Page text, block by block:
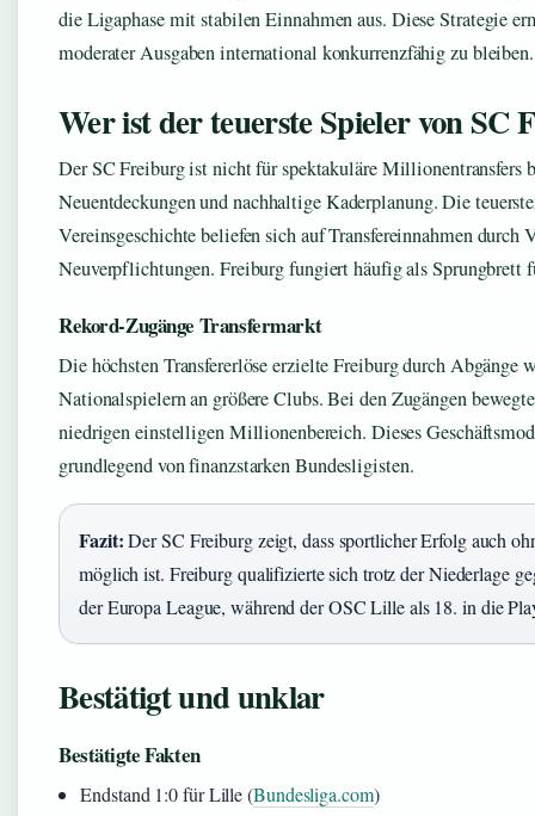
die Ligaphase mit stabilen Einnahmen aus. Diese Strategie
moderater Ausgaben international konkurrenzfähig zu bleiben.
Wer ist der teuerste Spieler von SC
Der SC Freiburg ist nicht für spektakuläre Millionentransfers
Neuentdeckungen und nachhaltige Kaderplanung. Die
Vereinsgeschichte beliefen sich auf Transfereinnahmen durch
Neuverpflichtungen. Freiburg fungiert häufig als Sprungbrett
Rekord-Zugänge Transfermarkt
Die höchsten Transfererlöse erzielte Freiburg durch Abgänge
Nationalspielern an größere Clubs. Bei den Zugängen
niedrigen einstelligen Millionenbereich. Dieses
grundlegend von finanzstarken Bundesligisten.
Fazit:Der SC Freiburg zeigt, dass sportlicher Erfolg auch
möglich ist. Freiburg qualifizierte sich trotz der Niederlage
der Europa League, während der OSC Lille als 18. in die
Bestätigt und unklar
Bestätigte Fakten
Endstand 1:0 für Lille (Bundesliga.com)